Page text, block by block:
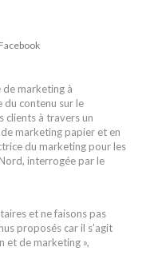
marketing à
contenu sur le
clients à travers un
marketing papier et en
du marketing pour les
interrogée par le
et ne faisons pas
proposés car il s’agit
et de marketing »,